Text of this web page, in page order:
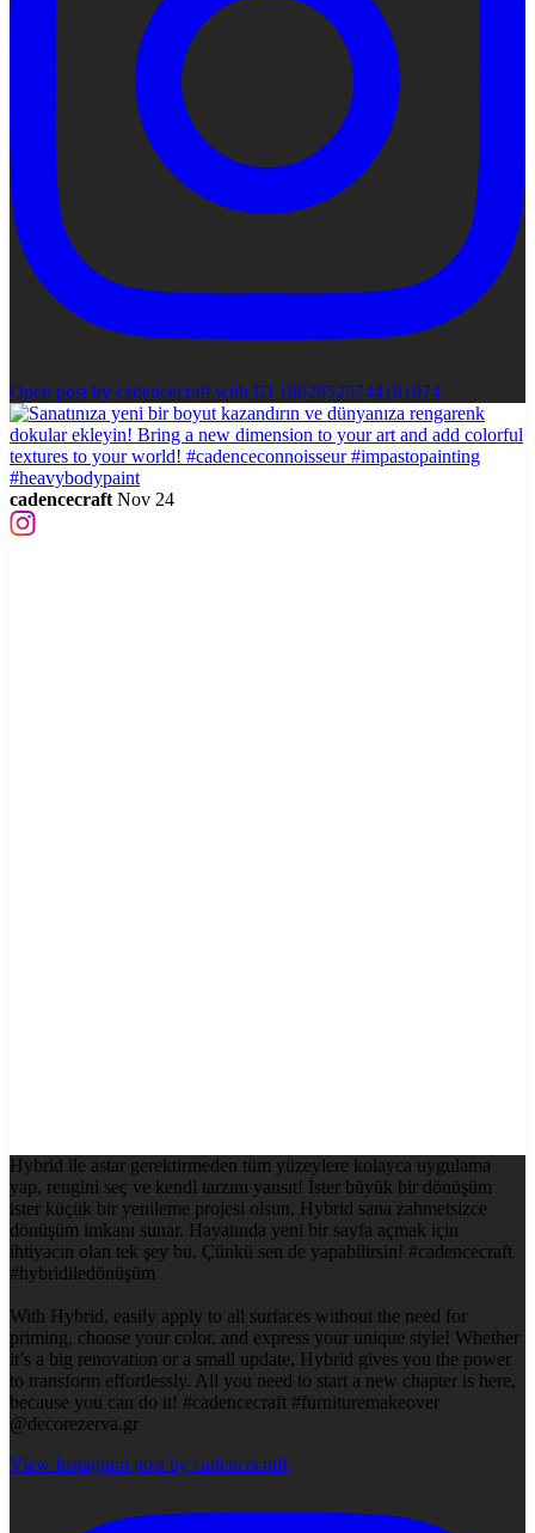
Open post by cadencecraft with ID 18029525744181074
cadencecraft Nov 24
Hybrid ile astar gerektirmeden tüm yüzeylere kolayca uygulama
yap, rengini seç ve kendi tarzını yansıt! İster büyük bir dönüşüm
ister küçük bir yenileme projesi olsun, Hybrid sana zahmetsizce
dönüşüm imkanı sunar. Hayatında yeni bir sayfa açmak için
ihtiyacın olan tek şey bu. Çünkü sen de yapabilirsin! #cadencecraft
#hybridiledönüşüm
With Hybrid, easily apply to all surfaces without the need for
priming, choose your color, and express your unique style! Whether
it’s a big renovation or a small update, Hybrid gives you the power
to transform effortlessly. All you need to start a new chapter is here,
because you can do it! #cadencecraft #furnituremakeover
@decorezerva.gr
View Instagram post by cadencecraft